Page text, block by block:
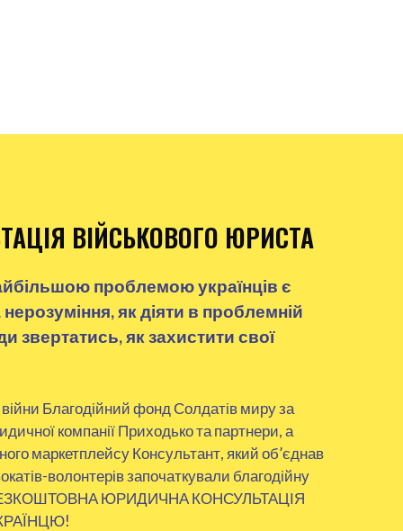
ВІЙСЬКОВОГО ЮРИСТА
проблемою українців є
як діяти в проблемній
звертатись, як захистити свої
Благодійний фонд Солдатів миру за
компанії Приходько та партнери, а
маркетплейсу Консультант, який об’єднав
волонтерів започаткували благодійну
БЕЗКОШТОВНА ЮРИДИЧНА КОНСУЛЬТАЦІЯ